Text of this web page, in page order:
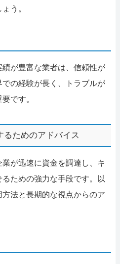
う。
が豊富な業者は、信頼性が
の経験が長く、トラブルが
です。
るためのアドバイス
が迅速に資金を調達し、キ
ための強力な手段です。以
法と長期的な視点からのア